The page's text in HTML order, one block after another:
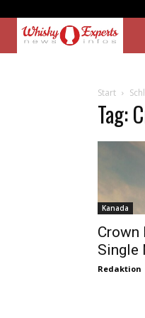
Start
Tag:
Kanada
Crown
Single
Redaktion